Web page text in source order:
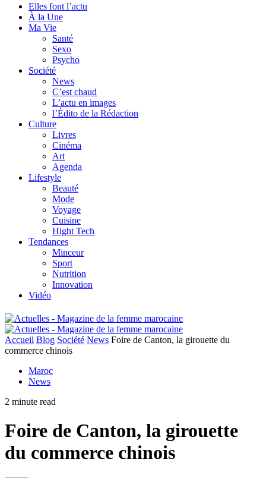
Elles font l’actu
À la Une
Ma Vie
Santé
Sexo
Psycho
Société
News
C’est chaud
L’actu en images
l’Édito de la Rédaction
Culture
Livres
Cinéma
Art
Agenda
Lifestyle
Beauté
Mode
Voyage
Cuisine
Hight Tech
Tendances
Minceur
Sport
Nutrition
Innovation
Vidéo
Accueil Blog Société News Foire de Canton, la girouette du
commerce chinois
Maroc
News
2 minute read
Foire de Canton, la girouette
du commerce chinois